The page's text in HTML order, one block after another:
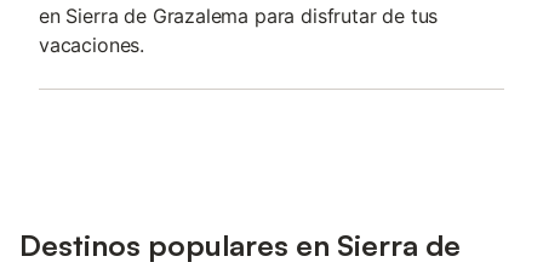
en Sierra de Grazalema para disfrutar de tus
vacaciones.
Destinos populares en Sierra de